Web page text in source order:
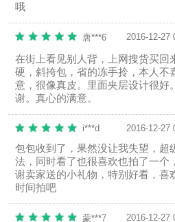
哦
唐***6 2016-12-27
在街上看见别人背，上网搜货买回
硬，斜挎包，省的冻手拎，本人不
意，很像真皮。里面夹层设计很好
谢。真心的满意。
i***d 2016-12-27
包包收到了，果然没让我失望，超
法，同时看了也很喜欢也拍了一个
谢卖家送的小礼物，特别好看，喜
时间拍吧
蒙***7 2016-12-27